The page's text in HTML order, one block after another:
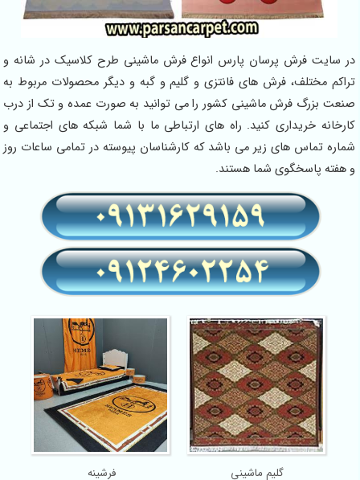
در سایت فرش پرسان پارس انواع فرش ماشینی طرح کلاسیک در شانه و
تراکم مختلف، فرش های فانتزی و گلیم و گبه و دیگر محصولات مربوط به
صنعت بزرگ فرش ماشینی کشور را می توانید به صورت عمده و تک از درب
کارخانه خریداری کنید. راه های ارتباطی ما با شما شبکه های اجتماعی و
شماره تماس های زیر می باشد که کارشناسان پیوسته در تمامی ساعات روز
و هفته پاسخگوی شما هستند.
گلیم ماشینی فرشینه